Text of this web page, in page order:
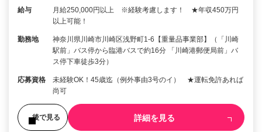
給与
月給250,000円以上 ※経験考慮します！ ★年収450万円
以上可能！
勤務地
神奈川県川崎市川崎区浅野町1-6【重量品事業部】（「川崎
駅前」バス停から臨港バスで約16分 「川崎港郵便局前」バ
ス停下車徒歩3分）
応募資格
未経験OK！45歳迄（例外事由3号のイ） ★運転免許あれば
尚可
後で見る 詳細を見る